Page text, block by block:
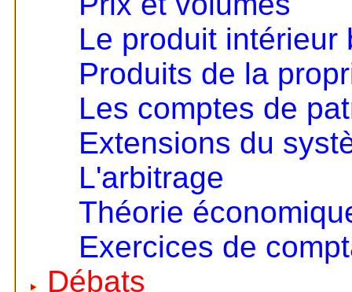
Le produit intérieur
Produits de la
Les comptes de
Extensions du
L'arbitrage
Théorie
Exercices de
Débats